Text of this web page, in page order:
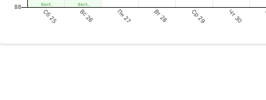
вых. вых.
Сб 25 Вс 26 Пн 27 Вт 28 Ср 29 Чт 30
88